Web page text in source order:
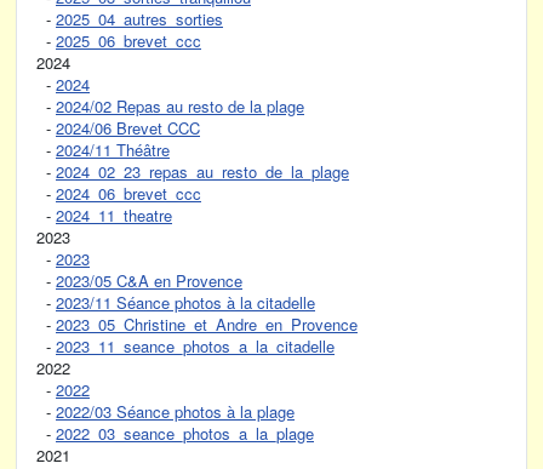
- 2025_04_autres_sorties
- 2025_06_brevet_ccc
2024
- 2024
- 2024/02 Repas au resto de la plage
- 2024/06 Brevet CCC
- 2024/11 Théâtre
- 2024_02_23_repas_au_resto_de_la_plage
- 2024_06_brevet_ccc
- 2024_11_theatre
2023
- 2023
- 2023/05 C&A en Provence
- 2023/11 Séance photos à la citadelle
- 2023_05_Christine_et_Andre_en_Provence
- 2023_11_seance_photos_a_la_citadelle
2022
- 2022
- 2022/03 Séance photos à la plage
- 2022_03_seance_photos_a_la_plage
2021